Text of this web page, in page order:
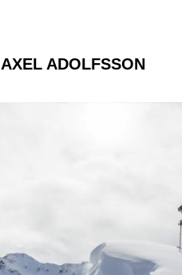
ADOLFSSON